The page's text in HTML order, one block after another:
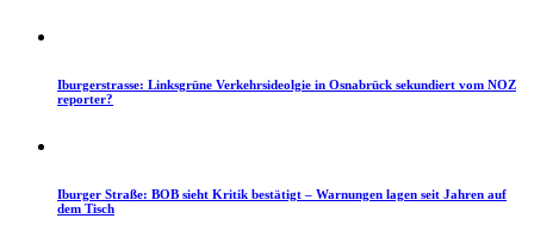
Iburgerstrasse: Linksgrüne Verkehrsideolgie in Osnabrück sekundiert vom NOZ
reporter?
Iburger Straße: BOB sieht Kritik bestätigt – Warnungen lagen seit Jahren auf
dem Tisch